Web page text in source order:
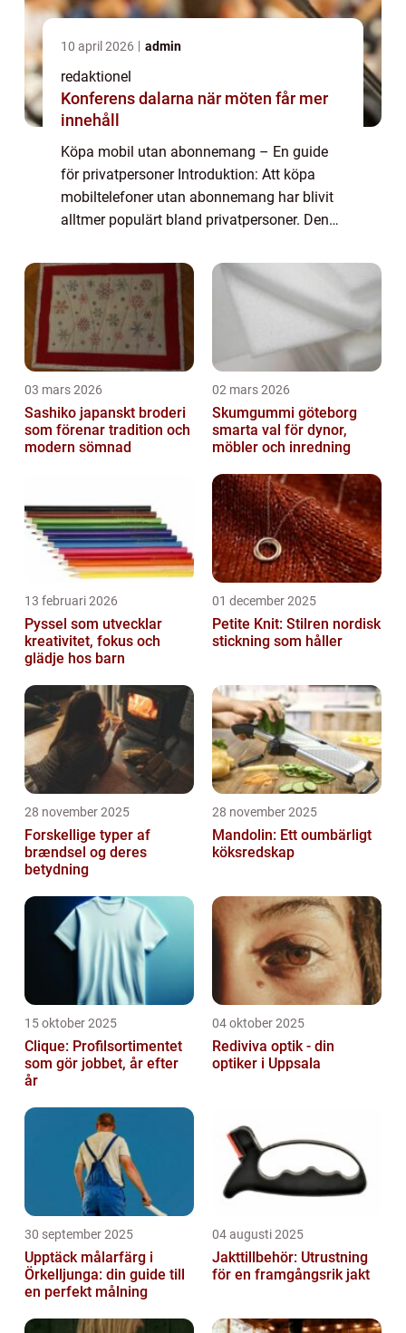
10 april 2026 admin
redaktionel
Konferens dalarna när möten får mer
innehåll
Köpa mobil utan abonnemang – En guide
för privatpersoner Introduktion: Att köpa
mobiltelefoner utan abonnemang har blivit
alltmer populärt bland privatpersoner. Denna
översikt över vad det innebär att köpa en...
03 mars 2026
Sashiko japanskt broderi
som förenar tradition och
modern sömnad
02 mars 2026
Skumgummi göteborg
smarta val för dynor,
möbler och inredning
13 februari 2026
Pyssel som utvecklar
kreativitet, fokus och
glädje hos barn
01 december 2025
Petite Knit: Stilren nordisk
stickning som håller
28 november 2025
Forskellige typer af
brændsel og deres
betydning
28 november 2025
Mandolin: Ett oumbärligt
köksredskap
15 oktober 2025
Clique: Profilsortimentet
som gör jobbet, år efter
år
04 oktober 2025
Rediviva optik - din
optiker i Uppsala
30 september 2025
Upptäck målarfärg i
Örkelljunga: din guide till
en perfekt målning
04 augusti 2025
Jakttillbehör: Utrustning
för en framgångsrik jakt